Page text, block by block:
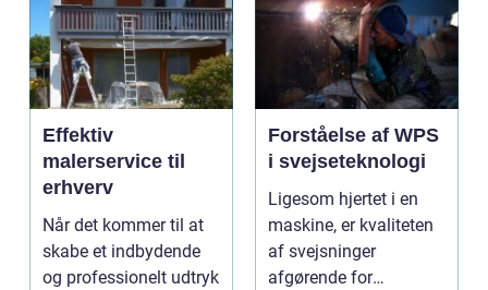
Effektiv
malerservice til
erhverv
Når det kommer til at
skabe et indbydende
og professionelt udtryk
Forståelse af WPS
i svejseteknologi
Ligesom hjertet i en
maskine, er kvaliteten
af svejsninger
afgørende for